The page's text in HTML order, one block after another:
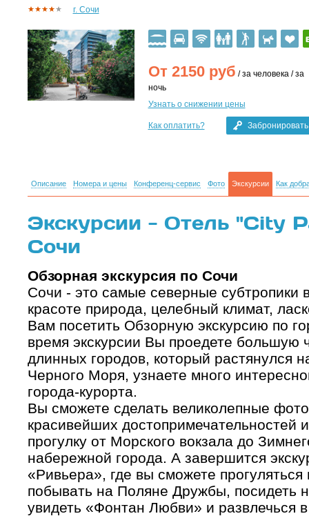
г. Сочи
От 2150руб / за человека / за
ночь
Узнать о снижении цены
Как оплатить? Забронировать
Описание Номера и цены Конференц-сервис Фото Экскурсии Как
Экскурсии - Отель "City
Сочи
Обзорная экскурсия по Сочи
Сочи - это самые северные субтропики
красоте природа, целебный климат,
Вам посетить Обзорную экскурсию по
время экскурсии Вы проедете большую
длинных городов, который растянулся
Черного Моря, узнаете много
города-курорта.
Вы сможете сделать великолепные
красивейших
прогулку от Морского вокзала до
набережной города. А завершится
«Ривьера», где вы сможете
побывать на Поляне Дружбы, посидеть
увидеть «Фонтан Любви» и развлечься